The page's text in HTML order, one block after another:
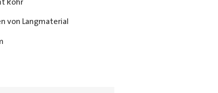
Rohr
Langmaterial